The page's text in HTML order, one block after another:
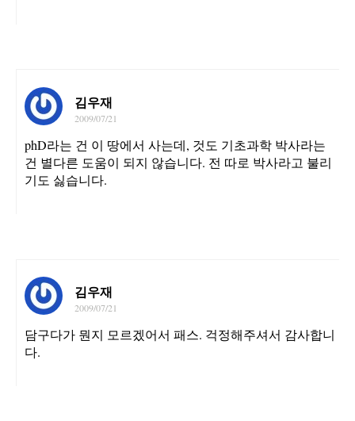
김우재
2009/07/21
phD라는 건 이 땅에서 사는데, 것도 기초과학 박사라는
건 별다른 도움이 되지 않습니다. 전 따로 박사라고 불리
기도 싫습니다.
김우재
2009/07/21
담구다가 뭔지 모르겠어서 패스. 걱정해주셔서 감사합니
다.